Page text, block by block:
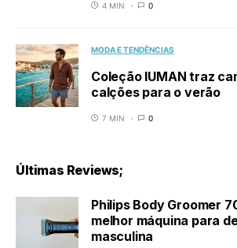
4 MIN 0
MODA E TENDÊNCIAS
Coleção IUMAN traz
calções para o verão
7 MIN 0
Últimas Reviews;
Philips Body Groomer
melhor máquina para
masculina